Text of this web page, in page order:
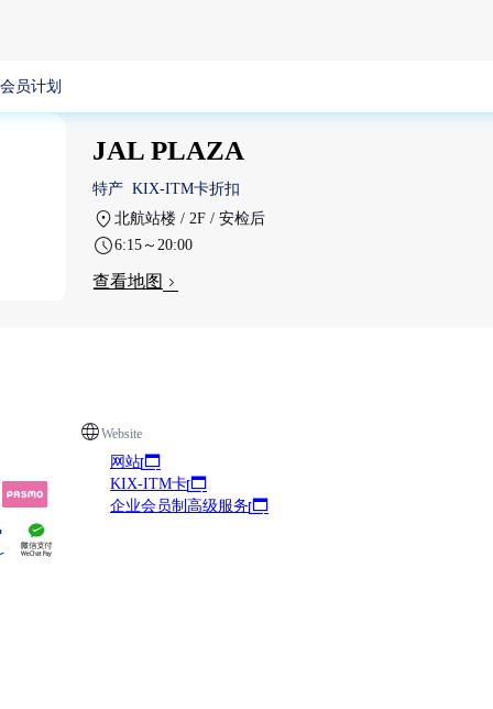
员计划
JAL PLAZA
特产 KIX-ITM卡折扣
北航站楼 / 2F / 安检后
6:15～20:00
查看地图
Website
网站
KIX-ITM卡
企业会员制高级服务